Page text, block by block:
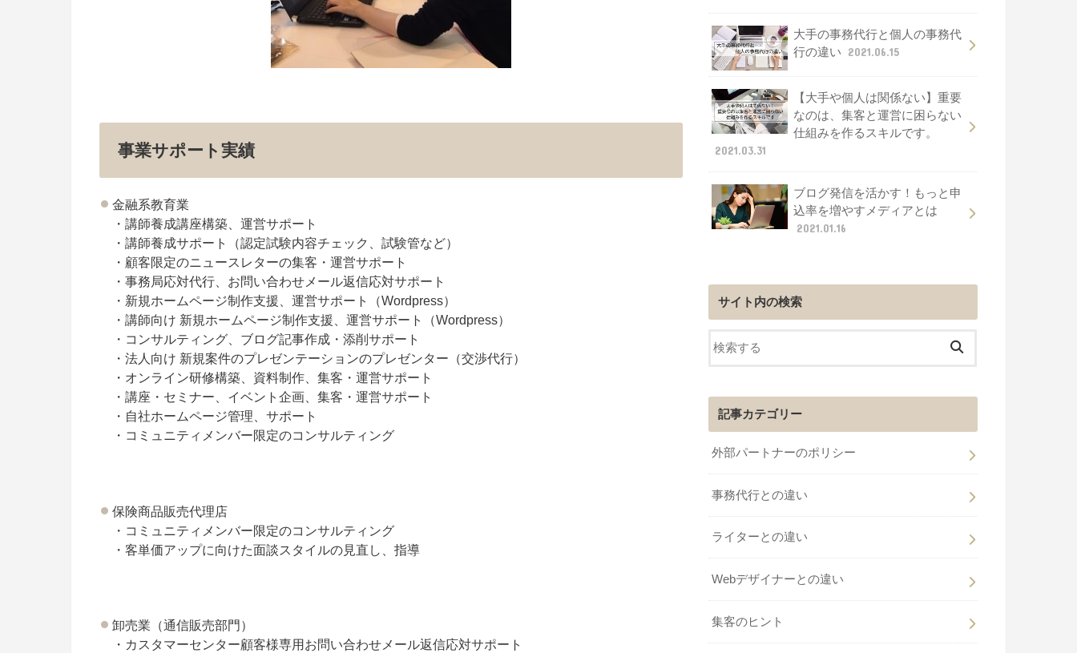
事業サポート実績
金融系教育業
・講師養成講座構築、運営サポート
・講師養成サポート（認定試験内容チェック、試験管など）
・顧客限定のニュースレターの集客・運営サポート
・事務局応対代行、お問い合わせメール返信応対サポート
・新規ホームページ制作支援、運営サポート（Wordpress）
・講師向け 新規ホームページ制作支援、運営サポート（Wordpress）
・コンサルティング、ブログ記事作成・添削サポート
・法人向け 新規案件のプレゼンテーションのプレゼンター（交渉代行）
・オンライン研修構築、資料制作、集客・運営サポート
・講座・セミナー、イベント企画、集客・運営サポート
・自社ホームページ管理、サポート
・コミュニティメンバー限定のコンサルティング
保険商品販売代理店
・コミュニティメンバー限定のコンサルティング
・客単価アップに向けた面談スタイルの見直し、指導
卸売業（通信販売部門）
・カスタマーセンター顧客様専用お問い合わせメール返信応対サポート
大手の事務代行と個人の事務代
行の違い
2021.06.15
【大手や個人は関係ない】重要
なのは、集客と運営に困らない
仕組みを作るスキルです。
2021.03.31
ブログ発信を活かす！もっと申
込率を増やすメディアとは
2021.01.16
サイト内の検索
記事カテゴリー
外部パートナーのポリシー
事務代行との違い
ライターとの違い
Webデザイナーとの違い
集客のヒント